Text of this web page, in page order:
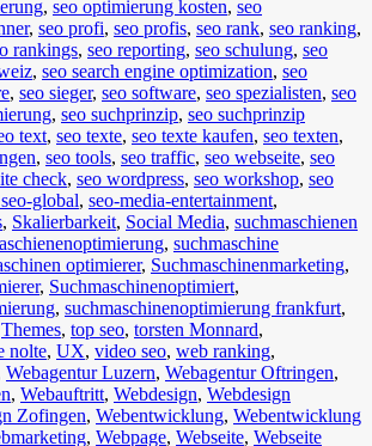
, seo optimierung kosten, seo
, seo profi, seo profis, seo rank, seo ranking,
rankings, seo reporting, seo schulung, seo
, seo search engine optimization, seo
, seo sieger, seo software, seo spezialisten, seo
, seo suchprinzip, seo suchprinzip
text, seo texte, seo texte kaufen, seo texten,
, seo tools, seo traffic, seo webseite, seo
check, seo wordpress, seo workshop, seo
global, seo-media-entertainment,
, Skalierbarkeit, Social Media, suchmaschienen
, suchmaschine
optimierer, Suchmaschinenmarketing,
, Suchmaschinenoptimiert,
, suchmaschinenoptimierung frankfurt,
Themes, top seo, torsten Monnard,
nolte, UX, video seo, web ranking,
Webagentur Luzern, Webagentur Oftringen,
, Webauftritt, Webdesign, Webdesign
Zofingen, Webentwicklung, Webentwicklung
, Webpage, Webseite, Webseite